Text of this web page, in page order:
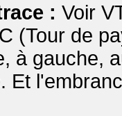
: Voir
(Tour de
à gauche,
Et